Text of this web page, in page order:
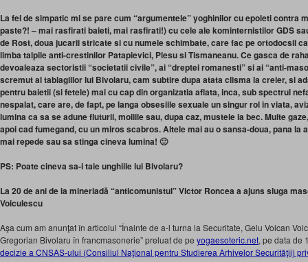
La fel de simpatic mi se pare cum “argumentele” yoghinilor cu epoleti contra
paste?! – mai rasfirati baieti, mai rasfirati!) cu cele ale kominternistilor GDS
de Rost, doua jucarii stricate si cu numele schimbate, care fac pe ortodocsii
limba talpile anti-crestinilor Patapievici, Plesu si Tismaneanu. Ce gasca de
devoaleaza sectoristii “societatii civile”, ai “dreptei romanesti” si ai “anti-
scremut al tablagiilor lui Bivolaru, cam subtire dupa atata clisma la creier, si
pentru baietii (si fetele) mai cu cap din organizatia aflata, inca, sub spectrul
nespalat, care are, de fapt, pe langa obsesiile sexuale un singur rol in viata,
lumina ca sa se adune fluturii, moliile sau, dupa caz, mustele la bec. Multe
apoi cad fumegand, cu un miros scabros. Altele mai au o sansa-doua, pana la
mai repede sau sa stinga cineva lumina! 🙂
PS: Poate cineva sa-i taie unghiile lui Bivolaru?
La 20 de ani de la mineriadă “anticomunistul” Victor Roncea a ajuns sluga
Voiculescu
Aşa cum am anunţat în articolul “Înainte de a-l turna la Securitate, Gelu Voican
Gregorian Bivolaru în francmasonerie” preluat de pe yogaesoteric.net, pe data de
decizie a CNSAS-ului (Consiliul Naţional pentru Studierea Arhivelor Securităţii)